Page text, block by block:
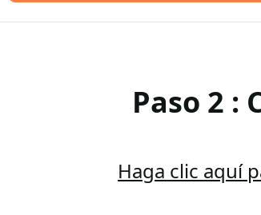
Paso 2 :
Haga clic aquí